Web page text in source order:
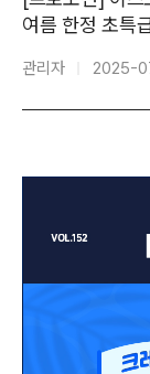
여름 한정 초특
관리자 2025-